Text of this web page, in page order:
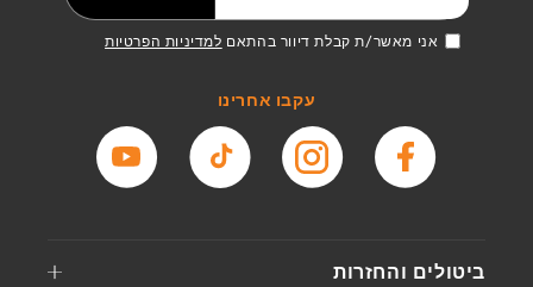
אני מאשר/ת קבלת דיוור בהתאם למדיניות הפרטיות
עקבו אחרינו
פייסבוק אינסטגרם טיקטוק יוטיוב
ביטולים והחזרות